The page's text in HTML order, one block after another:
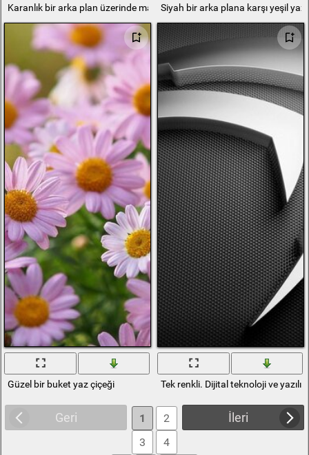
Karanlık bir arka plan üzerinde mavi harflerle İntel yazıtı
Siyah bir arka plana karşı yeşil yazı
Güzel bir buket yaz çiçeği Tek renkli. Dijital teknoloji ve
Geri İleri
1
2
3
4